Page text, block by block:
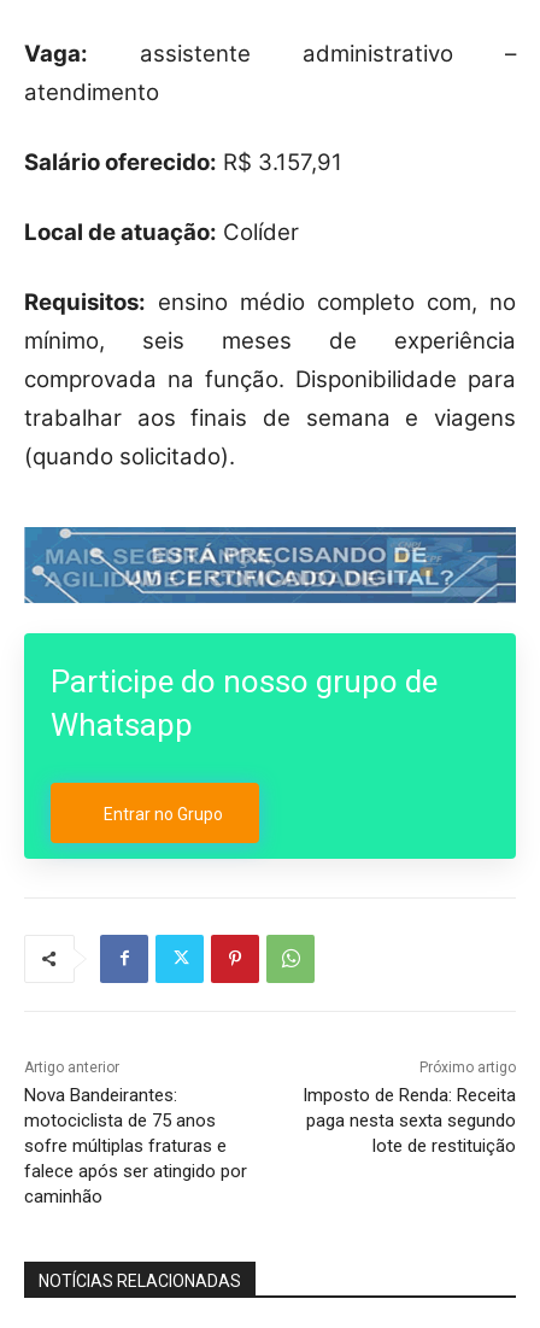
Vaga: assistente administrativo –
atendimento
Salário oferecido: R$ 3.157,91
Local de atuação: Colíder
Requisitos: ensino médio completo com, no
mínimo, seis meses de experiência
comprovada na função. Disponibilidade para
trabalhar aos finais de semana e viagens
(quando solicitado).
Participe do nosso grupo de
Whatsapp
Entrar no Grupo
Artigo anterior
Nova Bandeirantes:
motociclista de 75 anos
sofre múltiplas fraturas e
falece após ser atingido por
caminhão
Próximo artigo
Imposto de Renda: Receita
paga nesta sexta segundo
lote de restituição
NOTÍCIAS RELACIONADAS